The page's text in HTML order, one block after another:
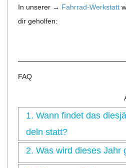
In unse­rer → Fahr­rad-Werk­statt
dir geholfen:
FAQ
1. Wann fin­det das
deln statt?
2. Was wird die­ses Jahr